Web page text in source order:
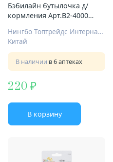
Бэбилайн бутылочка д/
кормления Арт.В2-4000
Нингбо Топтрейдс Интернационал Ко Лтд
Китай
В наличии в 6 аптеках
220
В корзину